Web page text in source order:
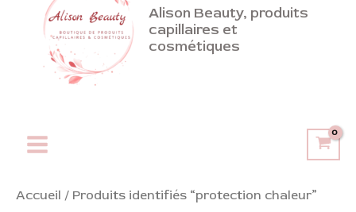
Alison Beauty, produits
capillaires et
cosmétiques
Main
Accueil / Produits identifiés “protection chaleur”